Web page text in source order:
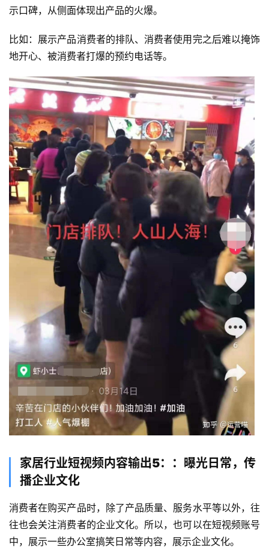
示口碑，从侧面体现出产品的火爆。
比如：展示产品消费者的排队、消费者使用完之后难以掩饰
地开心、被消费者打爆的预约电话等。
家居行业短视频内容输出5：：曝光日常，传
播企业文化
消费者在购买产品时，除了产品质量、服务水平等以外，往
往也会关注消费者的企业文化。所以，也可以在短视频账号
中，展示一些办公室搞笑日常等内容，展示企业文化。